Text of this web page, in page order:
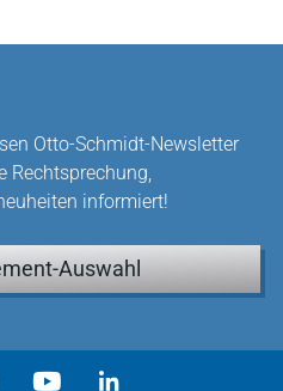
Otto-Schmidt-Newsletter
Rechtsprechung,
informiert!
Auswahl